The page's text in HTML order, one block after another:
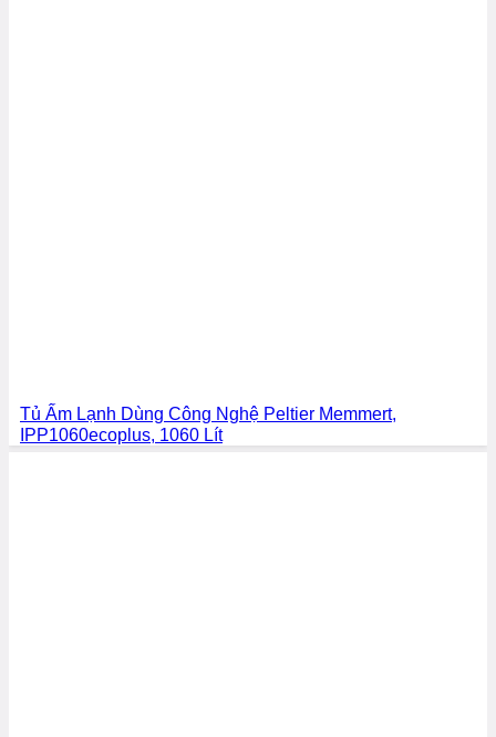
Tủ Ấm Lạnh Dùng Công Nghệ Peltier Memmert,
IPP1060ecoplus, 1060 Lít